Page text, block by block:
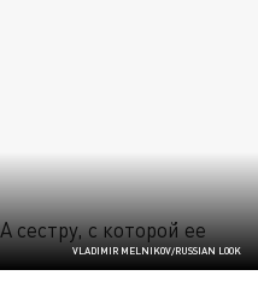
VLADIMIR MELNIKOV/RUSSIAN LOOK